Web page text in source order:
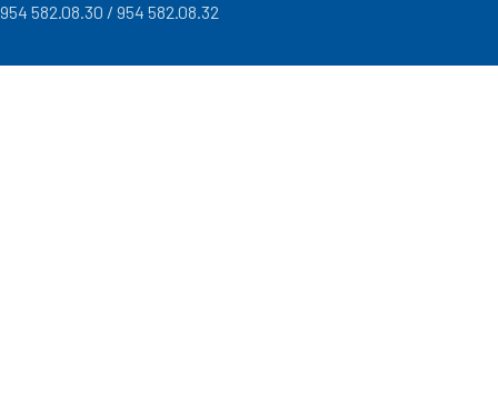
954 582.08.30 / 954 582.08.32